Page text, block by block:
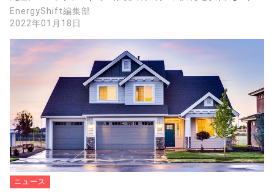
EnergyShift編集部
2022年01月18日
ニュース